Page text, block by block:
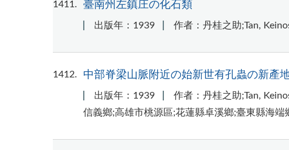
1411 臺南州左鎮庄の化石類
出版年：1939 作者：丹桂之助;Tan,
1412 中部脊梁山脈附近の始新世有孔蟲の新產
出版年：1939 作者：丹桂之助;Tan,
信義鄉;高雄市桃源區;花蓮縣卓溪鄉;臺東縣海端